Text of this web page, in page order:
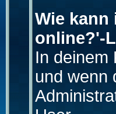
Wie kann
online?'-
In deinem
und wenn